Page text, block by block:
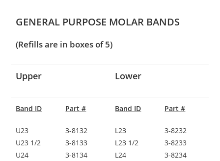
GENERAL PURPOSE MOLAR BANDS
(Refills are in boxes of 5)
Upper Lower
Band ID
U23
U23 1/2
U24
Part #
3-8132
3-8133
3-8134
Band ID
L23
L23 1/2
L24
Part #
3-8232
3-8233
3-8234